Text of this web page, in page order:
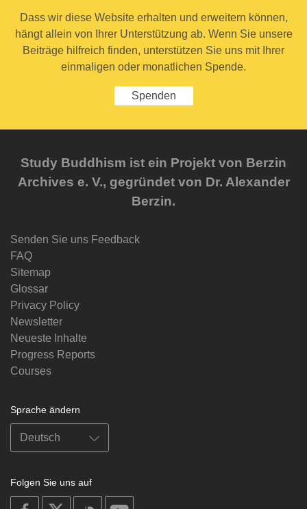
Dass wir diese Website erhalten und erweitern können,
hängt allein von Ihrer Unterstützung ab. Wenn Sie unsere
Beiträge hilfreich finden, unterstützen Sie uns mit Ihrer
einmaligen oder monatlichen Spende.
Spenden
Study Buddhism ist ein Projekt von Berzin
Archives e. V., gegründet von Dr. Alexander
Berzin.
Senden Sie uns Feedback
FAQ
Sitemap
Glossar
Privacy Policy
Newsletter
Neueste Inhalte
Progress Reports
Courses
Sprache ändern
Folgen Sie uns auf
on